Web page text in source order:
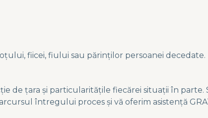
fiicei, fiului sau părinților persoanei decedate.
de țara și particularitățile fiecărei situații în parte.
întregului proces și vă oferim asistență